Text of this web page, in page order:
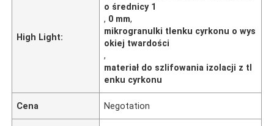
High Light:
o średnicy 1
, 0 mm,
mikrogranulki tlenku cyrkonu o wys
okiej twardości
,
materiał do szlifowania izolacji z tl
enku cyrkonu
Cena Negotation